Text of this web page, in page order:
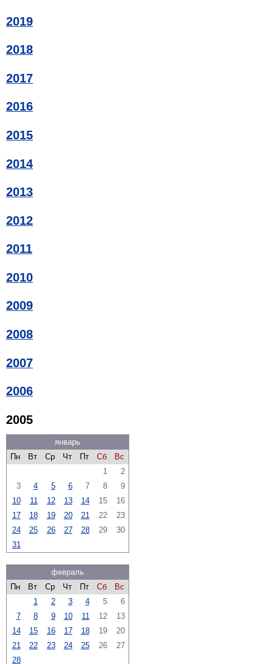
2019
2018
2017
2016
2015
2014
2013
2012
2011
2010
2009
2008
2007
2006
2005
январь
Пн
Вт Ср Чт Пт Сб
Вс
1
2
3
4 5 6 7 8
9
10
11 12 13 14 15
16
17
18 19 20 21 22
23
24
25 26 27 28 29
30
31
февраль
Пн
Вт Ср Чт Пт Сб
Вс
1
2 3 4 5
6
7
8 9 10 11 12
13
14
15 16 17 18 19
20
21
22 23 24 25 26
27
28